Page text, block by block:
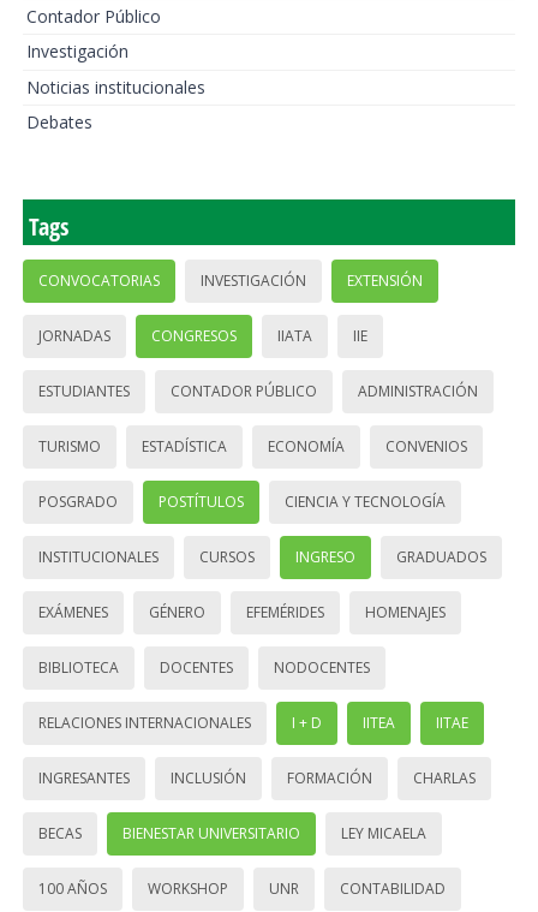
Contador Público
Investigación
Noticias institucionales
Debates
Tags
CONVOCATORIAS INVESTIGACIÓN EXTENSIÓN
JORNADAS CONGRESOS IIATA IIE
ESTUDIANTES CONTADOR PÚBLICO ADMINISTRACIÓN
TURISMO ESTADÍSTICA ECONOMÍA CONVENIOS
POSGRADO POSTÍTULOS CIENCIA Y TECNOLOGÍA
INSTITUCIONALES CURSOS INGRESO GRADUADOS
EXÁMENES GÉNERO EFEMÉRIDES HOMENAJES
BIBLIOTECA DOCENTES NODOCENTES
RELACIONES INTERNACIONALES I + D IITEA IITAE
INGRESANTES INCLUSIÓN FORMACIÓN CHARLAS
BECAS BIENESTAR UNIVERSITARIO LEY MICAELA
100 AÑOS WORKSHOP UNR CONTABILIDAD